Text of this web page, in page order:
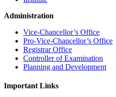
Administration
Vice-Chancellor’s Office
Pro-Vice-Chancellor’s Office
Registrar Office
Controller of Examination
Planning and Development
Important Links